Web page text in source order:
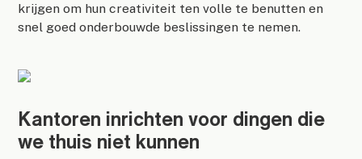
krijgen om hun creativiteit ten volle te benutten en
snel goed onderbouwde beslissingen te nemen.
Kantoren inrichten voor dingen die
we thuis niet kunnen